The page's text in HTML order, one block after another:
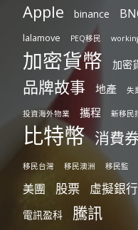
Apple binance
lalamove PEQ移民
加密貨幣 加密
品牌故事 地產 失
投資海外物業 攜程 新移民
比特幣 消費券
移民台灣 移民澳洲 移民監
美團 股票 虛擬銀行
電訊盈科 騰訊